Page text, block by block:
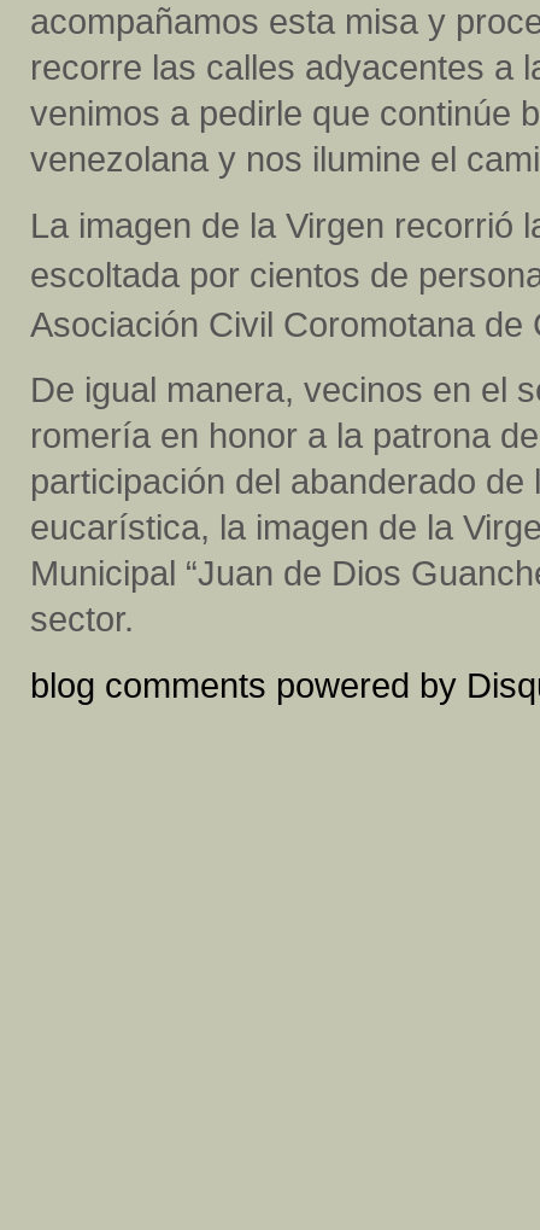
acompañamos esta misa y
recorre las calles adyacentes a
venimos a pedirle que continúe
venezolana y nos ilumine el
La imagen de la Virgen recorrió
escoltada por cientos de
Asociación Civil Coromotana de
De igual manera, vecinos en el
romería en honor a la patrona
participación del abanderado
eucarística, la imagen de la
Municipal “Juan de Dios
sector.
blog comments powered by